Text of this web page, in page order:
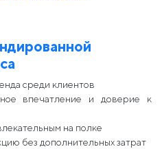
среди клиентов
впечатление и доверие к
на полке
без дополнительных затрат